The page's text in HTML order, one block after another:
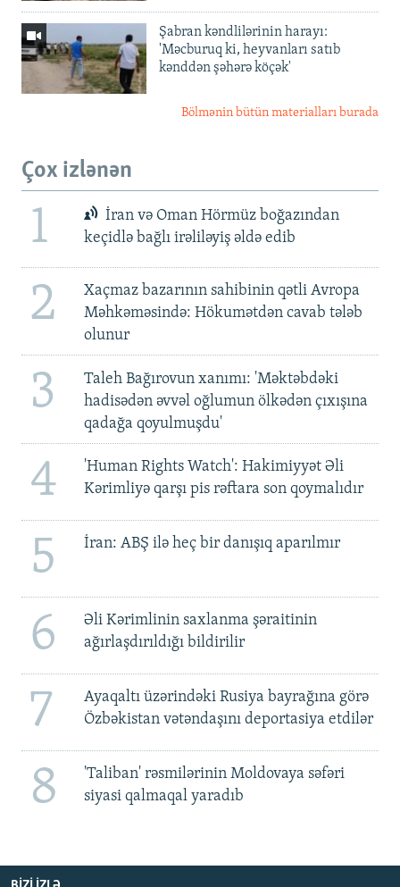
Şabran kəndlilərinin harayı:
'Məcburuq ki, heyvanları satıb
kənddən şəhərə köçək'
Bölmənin bütün materialları burada
Çox izlənən
1
İran və Oman Hörmüz boğazından
keçidlə bağlı irəliləyiş əldə edib
2
Xaçmaz bazarının sahibinin qətli Avropa
Məhkəməsində: Hökumətdən cavab tələb
olunur
3
Taleh Bağırovun xanımı: 'Məktəbdəki
hadisədən əvvəl oğlumun ölkədən çıxışına
qadağa qoyulmuşdu'
4
'Human Rights Watch': Hakimiyyət Əli
Kərimliyə qarşı pis rəftara son qoymalıdır
5 İran: ABŞ ilə heç bir danışıq aparılmır
6
Əli Kərimlinin saxlanma şəraitinin
ağırlaşdırıldığı bildirilir
7
Ayaqaltı üzərindəki Rusiya bayrağına görə
Özbəkistan vətəndaşını deportasiya etdilər
8
'Taliban' rəsmilərinin Moldovaya səfəri
siyasi qalmaqal yaradıb